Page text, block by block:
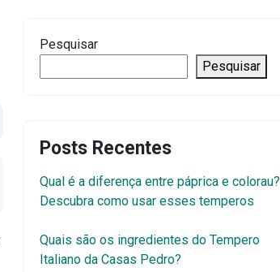
Pesquisar
Pesquisar
Posts Recentes
Qual é a diferença entre páprica e colorau?
Descubra como usar esses temperos
Quais são os ingredientes do Tempero
Italiano da Casas Pedro?